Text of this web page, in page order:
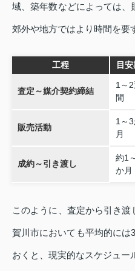
域、築年数などによっては、
郊外や地方ではより時間を要
工程 目
査定～媒介契約締結
1～2
間
販売活動
1～
月
成約～引き渡し
約1
か月
このように、査定から引き
賀川市においても平均的には
おくと、現実的なスケジュー